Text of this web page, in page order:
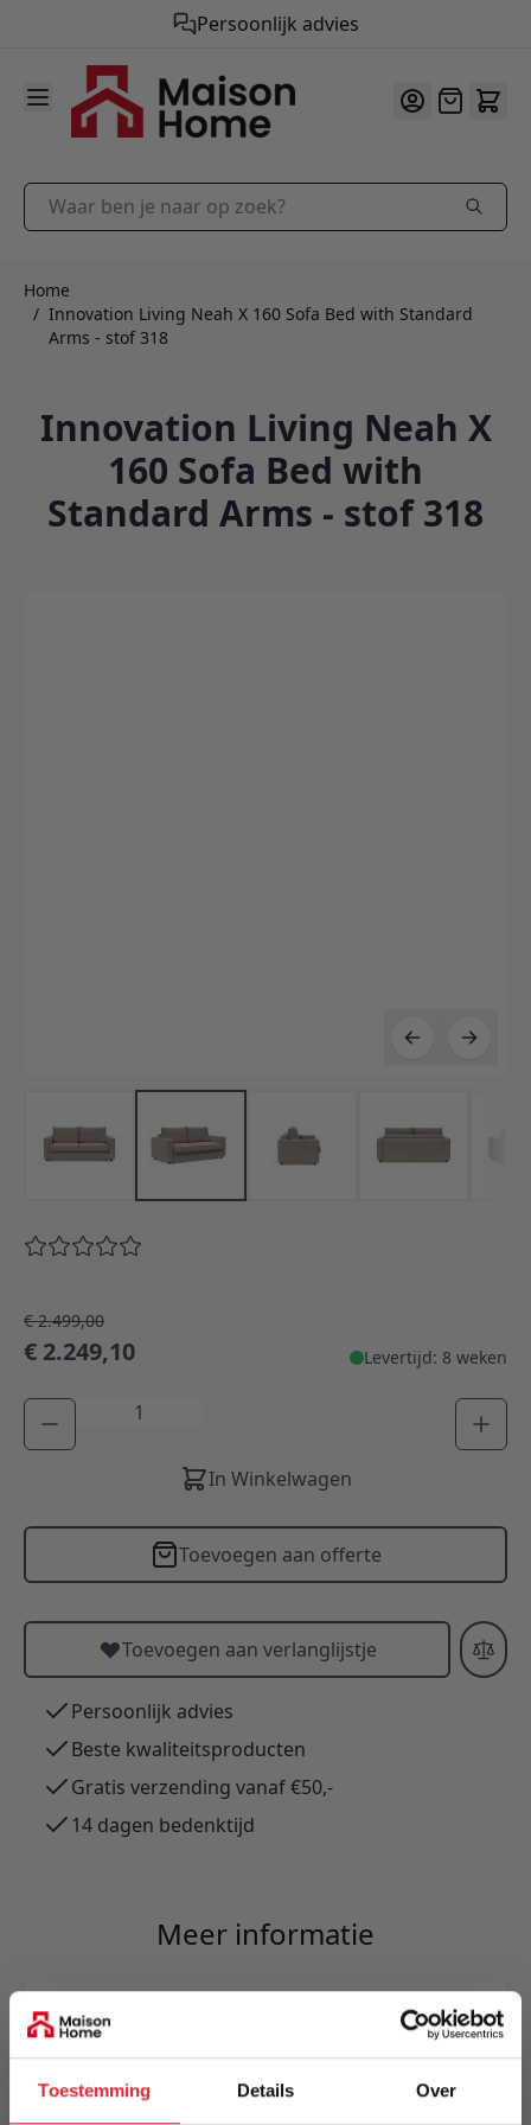
Toestemming Details Over
Gratis verzending vanaf €50,-
9.9/10
Ga naar de inhoud
Offerte
Waar ben je naar op zoek?
Home
/ Innovation Living Neah X 160 Sofa Bed with Standard
Arms - stof 318
Innovation Living Neah X
160 Sofa Bed with
Standard Arms - stof 318
€ 2.499,00
€ 2.249,10 Levertijd: 8 weken
Aantal
In Winkelwagen
Toevoegen aan offerte
Toevoegen aan verlanglijstje
Persoonlijk advies
Beste kwaliteitsproducten
Gratis verzending vanaf €50,-
14 dagen bedenktijd
Meer informatie
Merk
Innovation Living
EAN